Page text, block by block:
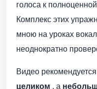
голоса к полноценной
Комплекс этих
мною на уроках
неоднократно
Видео
целиком , а